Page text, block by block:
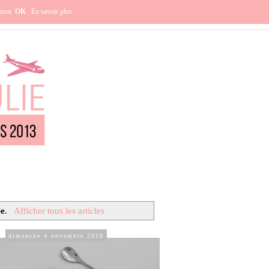
?
. Afficher tous les articles
dimanche 4 novembre 2018
OK En savoir plus